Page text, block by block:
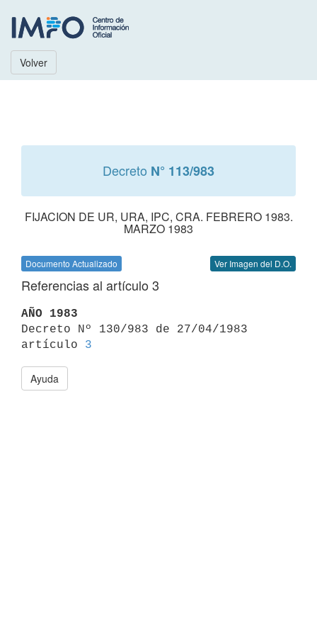
Volver
Decreto N° 113/983
FIJACION DE UR, URA, IPC, CRA. FEBRERO 1983.
MARZO 1983
Documento Actualizado Ver Imagen del D.O.
Referencias al artículo 3
AÑO 1983
Decreto Nº 130/983 de 27/04/1983
artículo 3
Ayuda